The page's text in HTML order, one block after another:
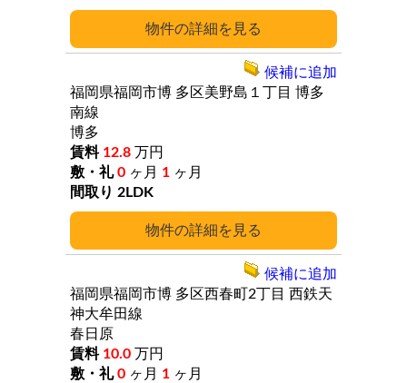
詳細
詳細
福岡県福岡市博 多区美野島１丁目 博多
南線
博多
12.8 万円
0 ヶ月 1 ヶ月
2LDK
候補に追加
福岡県福岡市博 多区西春町2丁目 西鉄天
神大牟田線
春日原
10.0 万円
0 ヶ月 1 ヶ月
候補に追加